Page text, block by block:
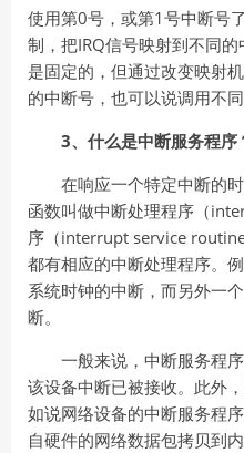
使用第0号，或第1号中断号
制，把IRQ信号映射到不同
是固定的，但通过改变映射
的中断号，也可以说调用不
3、什么是中断服务程序
在响应一个特定中断的
函数叫做中断处理程序（
序（interrupt service
都有相应的中断处理程序。
系统时钟的中断，而另外一
断。
一般来说，中断服务程
该设备中断已被接收。此外
如说网络设备的中断服务程
自硬件的网络数据包拷贝到